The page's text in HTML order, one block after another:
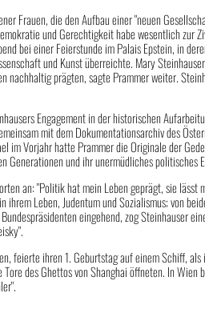
Frauen, die den Aufbau einer "neuen
und Gerechtigkeit habe wesentlich zur
bei einer Feierstunde im Palais Epstein, in
und Kunst überreichte. Mary
nachhaltig prägten, sagte Prammer weiter.
Engagement in der historischen
mit dem Dokumentationsarchiv des
im Vorjahr hatte Prammer die Originale der
Generationen und ihr unermüdliches politisches
an: "Politik hat mein Leben geprägt, sie
ihrem Leben, Judentum und Sozialismus; von
eingehend, zog Steinhauser
feierte ihren 1. Geburtstag auf einem Schiff,
Tore des Ghettos von Shanghai öffneten. In